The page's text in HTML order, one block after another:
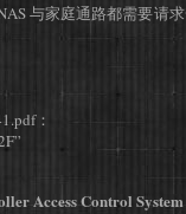
与家庭通路都需要请
：
Access Control System